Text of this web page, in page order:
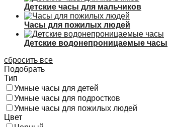
Детские часы для мальчиков
Часы для пожилых людей
Детские водонепроницаемые часы
сбросить все
Подобрать
Тип
Умные часы для детей
Умные часы для подростков
Умные часы для пожилых людей
Цвет